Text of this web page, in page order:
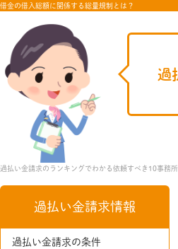
借金の借入総額に関係する総量規制とは？
過
過払い金請求のランキングでわかる依頼すべき10事務所
過払い金請求情報
過払い金請求の条件